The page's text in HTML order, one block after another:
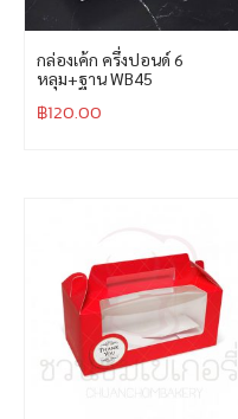
กล่องเค้ก ครึ่งปอนด์ 6
หลุม+ฐาน WB45
฿120.00